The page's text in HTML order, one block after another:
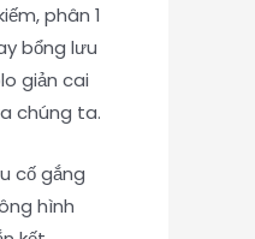
phân 1
bổng lưu
giản cai
chúng ta.
cố gắng
hình